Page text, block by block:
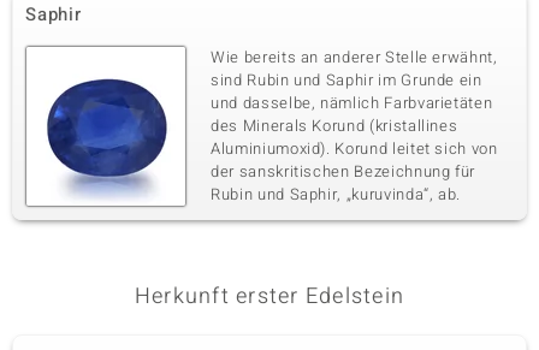
Saphir
Wie bereits an anderer Stelle erwähnt,
sind Rubin und Saphir im Grunde ein
und dasselbe, nämlich Farbvarietäten
des Minerals Korund (kristallines
Aluminiumoxid). Korund leitet sich von
der sanskritischen Bezeichnung für
Rubin und Saphir, „kuruvinda“, ab.
Herkunft erster Edelstein